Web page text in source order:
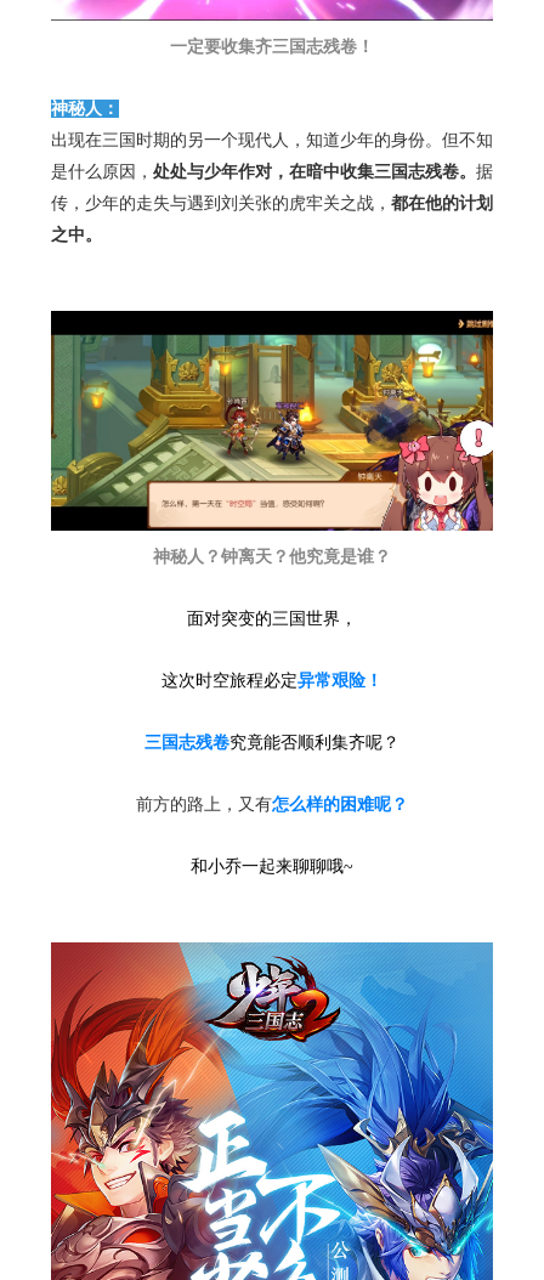
一定要收集齐三国志残卷！
神秘人：
出现在三国时期的另一个现代人，知道少年的身份。但不知
是什么原因， 处处与少年作对，在暗中收集三国志残卷。据
传，少年的走失与遇到刘关张的虎牢关之战，都在他的计划
之中。
神秘人？钟离天？他究竟是谁？
面对突变的三国世界，
这次时空旅程必定异常艰险！
三国志残卷究竟能否顺利集齐呢？
前方的路上，又有怎么样的困难呢？
和小乔一起来聊聊哦~